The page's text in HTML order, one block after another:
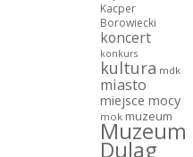
Kacper
Borowiecki
koncert
konkurs
kultura mdk
miasto
miejsce mocy
mok muzeum
Muzeum
Dulag